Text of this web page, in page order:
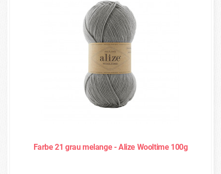
Farbe 21 grau melange - Alize Wooltime 100g